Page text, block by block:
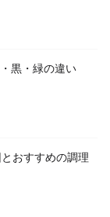
黒・緑の違い
おすすめの調理